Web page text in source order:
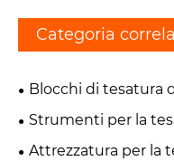
Categoria
Blocchi di tesatura
Strumenti per la
trasmissione
Attrezzatura per la